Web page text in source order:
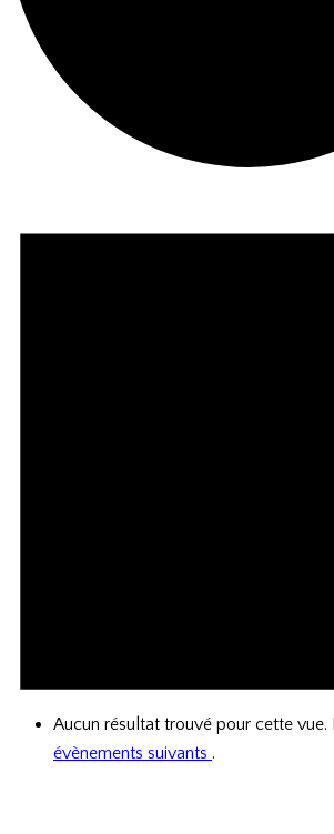
Aucun résultat trouvé pour cette vue.
évènements suivants .